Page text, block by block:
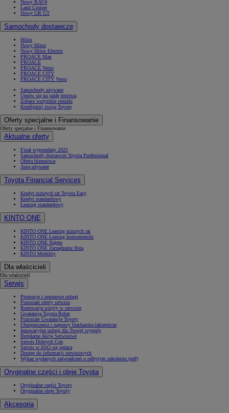
Nowy RAV4
Land Cruiser
Nowy GR GT
Samochody dostawcze
Hilux
Nowy Hilux
Nowy Hilux Electric
PROACE Max
PROACE
PROACE Verso
PROACE CITY
PROACE CITY Verso
Samochody używane
Umów się na jazdę testową
Zobacz wszystkie cenniki
Konfiguruj swoją Toyotę
Oferty specjalne i Finansowanie
Oferty specjalne i Finansowanie
Aktualne oferty
Finał wyprzedaży 2025
Samochody dostawcze Toyota Professional
Oferta biznesowa
Auta używane
Toyota Financial Services
Kredyt niższych rat Toyota Easy
Kredyt standardowy
Leasing standardowy
KINTO ONE
KINTO ONE Leasing niższych rat
KINTO ONE Leasing konsumencki
KINTO ONE Najem
KINTO ONE Zarządzanie flotą
KINTO Mobility
Dla właścicieli
Dla właścicieli
Serwis
Promocje i sezonowe usługi
Pozostałe oferty serwisu
Rezerwacja wizyty w serwisie
Gwarancja Toyota Relax
Pozostałe Gwarancje Toyoty
Ubezpieczenia i naprawy blacharsko-lakiernicze
Innowacyjne usługi dla Twojej wygody
Bezpłatne Akcje Serwisowe
Serwis Dobrych Cen
Serwis w ASO się opłaca
Dostęp do informacji serwisowych
Wykaz wydanych zaświadczeń o odbytym szkoleniu (pdf)
Oryginalne części i oleje Toyota
Oryginalne części Toyoty
Oryginalne oleje Toyoty
Akcesoria